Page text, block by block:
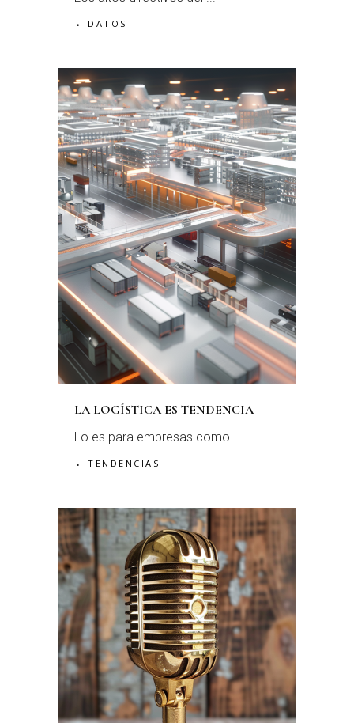
DATOS
LA LOGÍSTICA ES TENDENCIA
Lo es para empresas como ...
TENDENCIAS